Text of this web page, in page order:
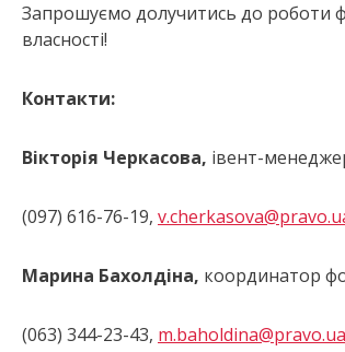
Запрошуємо долучитись до роботи
власності!
Контакти:
Вікторія Черкасова, івент-
(097) 616-76-19,
Марина Бахолдіна, координатор
(063) 344-23-43, m.baholdina@pravo.ua